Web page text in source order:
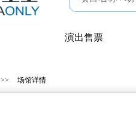
演出售票
>> 场馆详情